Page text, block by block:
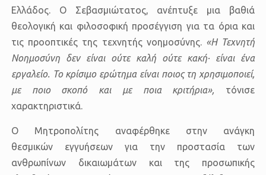
Ελλάδος. Ο Σεβασμιώτατος, ανέπτυξε μια βαθιά
θεολογική και φιλοσοφική προσέγγιση για τα όρια και
τις προοπτικές της τεχνητής νοημοσύνης. «Η Τεχνητή
Νοημοσύνη δεν είναι ούτε καλή ούτε κακή· είναι ένα
εργαλείο. Το κρίσιμο ερώτημα είναι ποιος τη χρησιμοποιεί,
με ποιο σκοπό και με ποια κριτήρια», τόνισε
χαρακτηριστικά.
Ο Μητροπολίτης αναφέρθηκε στην ανάγκη
θεσμικών εγγυήσεων για την προστασία των
ανθρωπίνων δικαιωμάτωνκαι της προσωπικής